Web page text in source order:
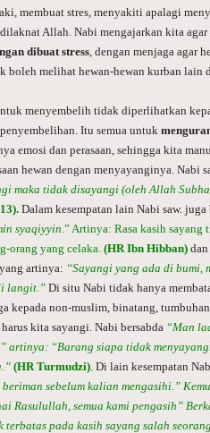
membuat stres, menyakiti apalagi
Allah. Nabi mengajarkan kita agar
dibuat stress, dengan menjaga agar
boleh melihat hewan-hewan kurban lain
menyembelih tidak diperlihatkan
penyembelihan. Itu semua untuk
emosi dan perasaan, sehingga kita
hewan dengan menyayanginya. Nabi
maka tidak disayangi (oleh Allah
Dalam kesempatan lain Nabi saw. juga
syaqiyyin.” Artinya: Rasa kasih
orang yang celaka. (HR Ibn Hibban)
artinya: “Sayangi yang ada di bumi,
langit.”Di situ Nabi tidak hanya
kepada non-muslim, binatang,
kita sayangi. Nabi bersabda “Man
artinya: “Barang siapa tidak
(HR Turmudzi). Di lain kesempatan
sebelum kalian mengasihi.”
Rasulullah, semua kami pengasih”
terbatas pada kasih sayang salah